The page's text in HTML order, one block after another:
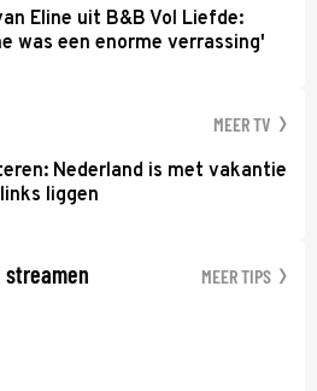
Eline uit B&B Vol Liefde:
was een enorme verrassing'
MEER TV
Nederland is met vakantie
liggen
streamen MEER TIPS